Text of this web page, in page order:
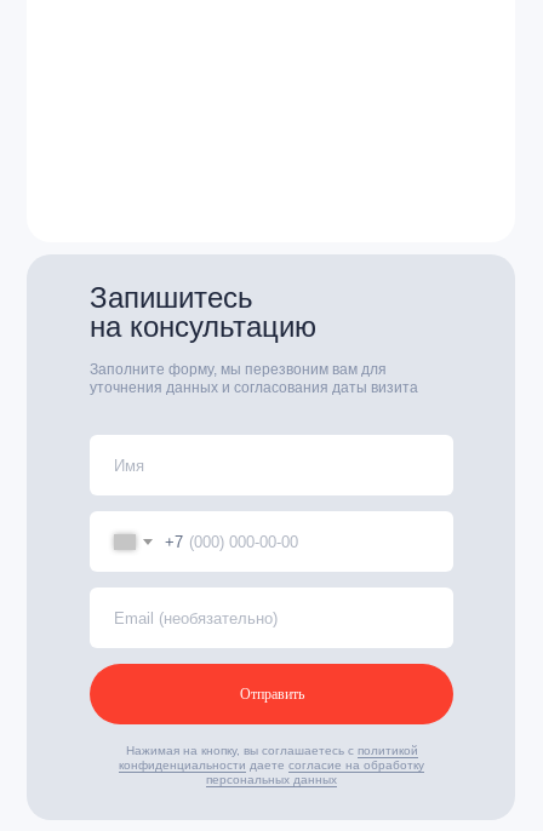
Нажимая на кнопку, вы соглашаетесь с политикой
конфиденциальности даете согласие на обработку
персональных данных
Заполните форму, мы перезвоним вам для
уточнения данных и согласования даты визита
Запишитесь
на консультацию
+7
Отправить